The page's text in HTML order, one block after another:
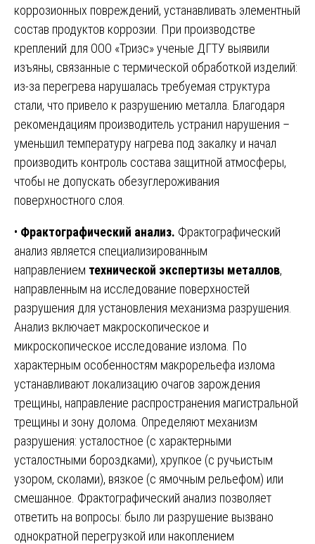
коррозионных повреждений, устанавливать элементный
состав продуктов коррозии. При производстве
креплений для ООО «Триэс» ученые ДГТУ выявили
изъяны, связанные с термической обработкой изделий:
из-за перегрева нарушалась требуемая структура
стали, что привело к разрушению металла. Благодаря
рекомендациям производитель устранил нарушения –
уменьшил температуру нагрева под закалку и начал
производить контроль состава защитной атмосферы,
чтобы не допускать обезуглероживания
поверхностного слоя.
• Фрактографический анализ. Фрактографический
анализ является специализированным
направлением технической экспертизы металлов,
направленным на исследование поверхностей
разрушения для установления механизма разрушения.
Анализ включает макроскопическое и
микроскопическое исследование излома. По
характерным особенностям макрорельефа излома
устанавливают локализацию очагов зарождения
трещины, направление распространения магистральной
трещины и зону долома. Определяют механизм
разрушения: усталостное (с характерными
усталостными бороздками), хрупкое (с ручьистым
узором, сколами), вязкое (с ямочным рельефом) или
смешанное. Фрактографический анализ позволяет
ответить на вопросы: было ли разрушение вызвано
однократной перегрузкой или накоплением